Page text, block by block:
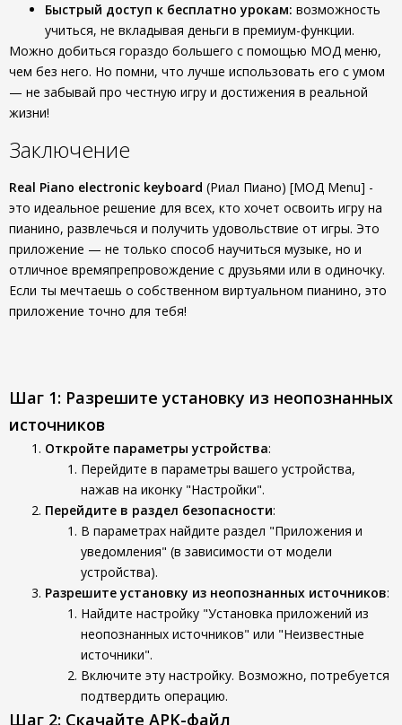
Быстрый доступ к бесплатно урокам: возможность
учиться, не вкладывая деньги в премиум-функции.
Можно добиться гораздо большего с помощью МОД меню,
чем без него. Но помни, что лучше использовать его с умом
— не забывай про честную игру и достижения в реальной
жизни!
Заключение
Real Piano electronic keyboard (Риал Пиано) [МОД Menu] -
это идеальное решение для всех, кто хочет освоить игру на
пианино, развлечься и получить удовольствие от игры. Это
приложение — не только способ научиться музыке, но и
отличное времяпрепровождение с друзьями или в одиночку.
Если ты мечтаешь о собственном виртуальном пианино, это
приложение точно для тебя!
Шаг 1: Разрешите установку из неопознанных
источников
Откройте параметры устройства:
Перейдите в параметры вашего устройства,
нажав на иконку "Настройки".
Перейдите в раздел безопасности:
В параметрах найдите раздел "Приложения и
уведомления" (в зависимости от модели
устройства).
Разрешите установку из неопознанных источников:
Найдите настройку "Установка приложений из
неопознанных источников" или "Неизвестные
источники".
Включите эту настройку. Возможно, потребуется
подтвердить операцию.
Шаг 2: Скачайте APK-файл